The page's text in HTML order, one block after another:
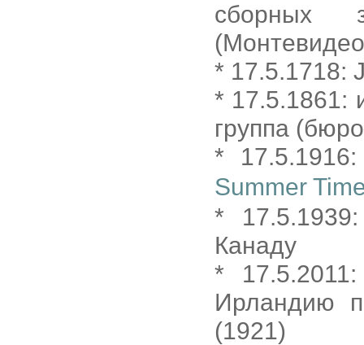
сборных
* 17.5.1718:
* 17.5.1861:
группа
*
Summer
*
Канаду
*
Ирландию
(1921)